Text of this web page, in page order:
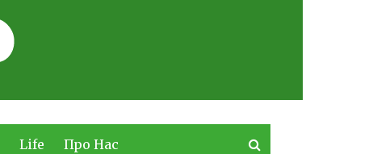
Life Про Нас